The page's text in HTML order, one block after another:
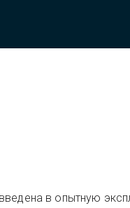
в опытную